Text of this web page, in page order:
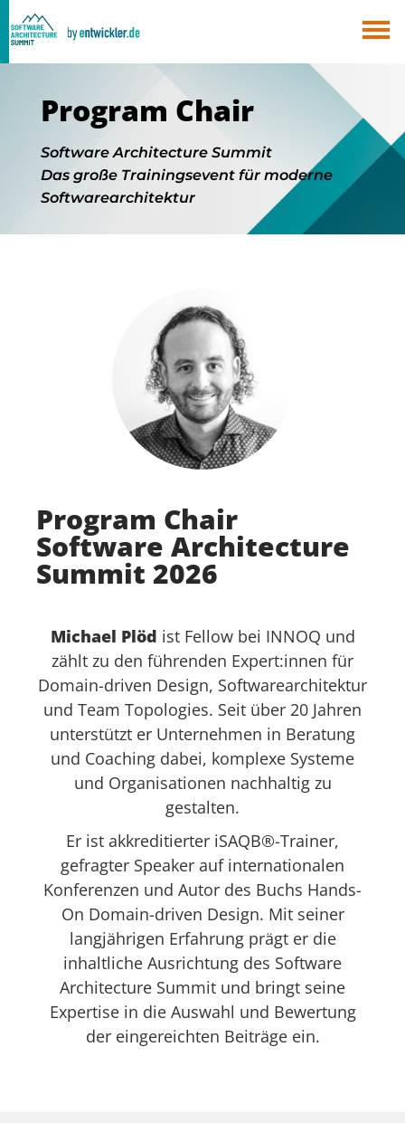
Program Chair
Software Architecture Summit
Das große Trainingsevent für moderne
Softwarearchitektur
Program Chair
Software Architecture
Summit 2026
Michael Plöd ist Fellow bei INNOQ und
zählt zu den führenden Expert:innen für
Domain-driven Design, Softwarearchitektur
und Team Topologies. Seit über 20 Jahren
unterstützt er Unternehmen in Beratung
und Coaching dabei, komplexe Systeme
und Organisationen nachhaltig zu
gestalten.
Er ist akkreditierter iSAQB®-Trainer,
gefragter Speaker auf internationalen
Konferenzen und Autor des Buchs Hands-
On Domain-driven Design. Mit seiner
langjährigen Erfahrung prägt er die
inhaltliche Ausrichtung des Software
Architecture Summit und bringt seine
Expertise in die Auswahl und Bewertung
der eingereichten Beiträge ein.
Berlin
München
Alle